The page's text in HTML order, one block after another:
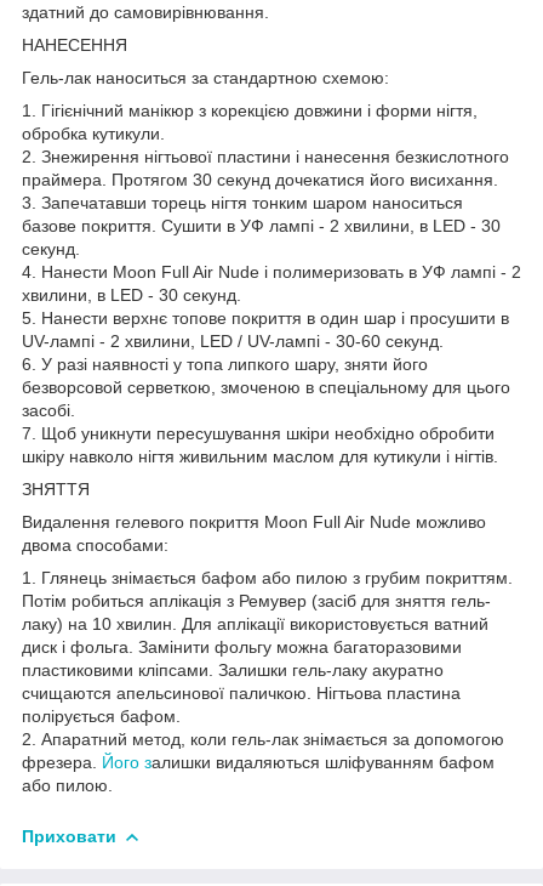
здатний до самовирівнювання.
НАНЕСЕННЯ
Гель-лак наноситься за стандартною схемою:
1. Гігієнічний манікюр з корекцією довжини і форми нігтя,
обробка кутикули.
2. Знежирення нігтьової пластини і нанесення безкислотного
праймера. Протягом 30 секунд дочекатися його висихання.
3. Запечатавши торець нігтя тонким шаром наноситься
базове покриття. Сушити в УФ лампі - 2 хвилини, в LED - 30
секунд.
4. Нанести Moon Full Air Nude і полимеризовать в УФ лампі - 2
хвилини, в LED - 30 секунд.
5. Нанести верхнє топове покриття в один шар і просушити в
UV-лампі - 2 хвилини, LED / UV-лампі - 30-60 секунд.
6. У разі наявності у топа липкого шару, зняти його
безворсовой серветкою, змоченою в спеціальному для цього
засобі.
7. Щоб уникнути пересушування шкіри необхідно обробити
шкіру навколо нігтя живильним маслом для кутикули і нігтів.
ЗНЯТТЯ
Видалення гелевого покриття Moon Full Air Nude можливо
двома способами:
1. Глянець знімається бафом або пилою з грубим покриттям.
Потім робиться аплікація з Ремувер (засіб для зняття гель-
лаку) на 10 хвилин. Для аплікації використовується ватний
диск і фольга. Замінити фольгу можна багаторазовими
пластиковими кліпсами. Залишки гель-лаку акуратно
счищаются апельсинової паличкою. Нігтьова пластина
полірується бафом.
2. Апаратний метод, коли гель-лак знімається за допомогою
фрезера.
Його залишки видаляються шліфуванням бафом
або пилою.
Приховати